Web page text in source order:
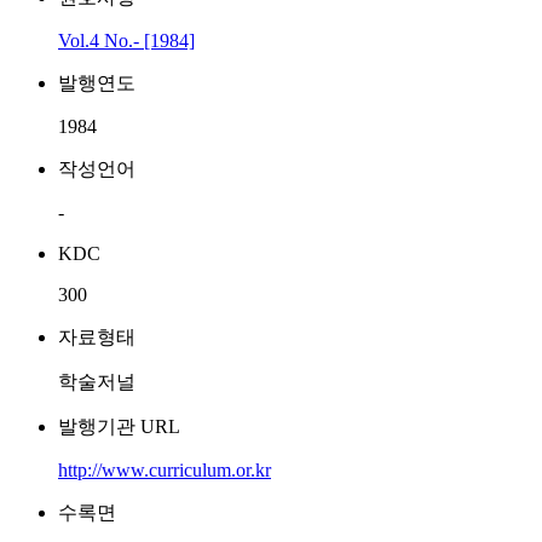
Vol.4 No.- [1984]
발행연도
1984
작성언어
-
KDC
300
자료형태
학술저널
발행기관 URL
http://www.curriculum.or.kr
수록면